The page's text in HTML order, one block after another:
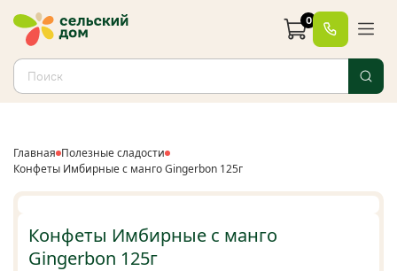
0
Главная Полезные сладости
Конфеты Имбирные с манго Gingerbon 125г
Конфеты Имбирные с манго
Gingerbon 125г